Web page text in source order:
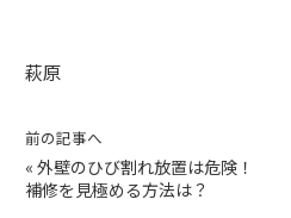
萩原
前の記事へ
« 外壁のひび割れ放置は危険！
補修を見極める方法は？